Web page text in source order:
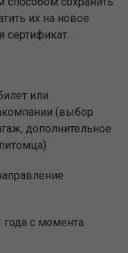
их на новое
сертификат.
или
(выбор
дополнительное
года с момента